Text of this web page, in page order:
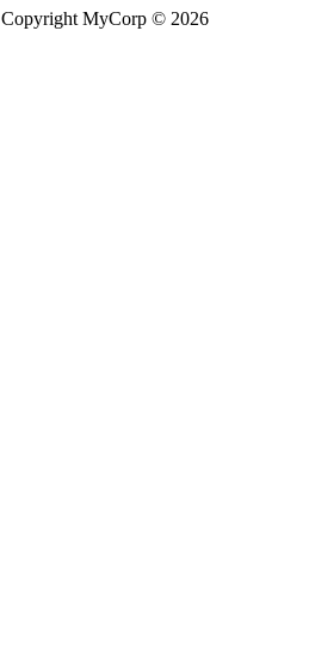
Copyright MyCorp © 2026